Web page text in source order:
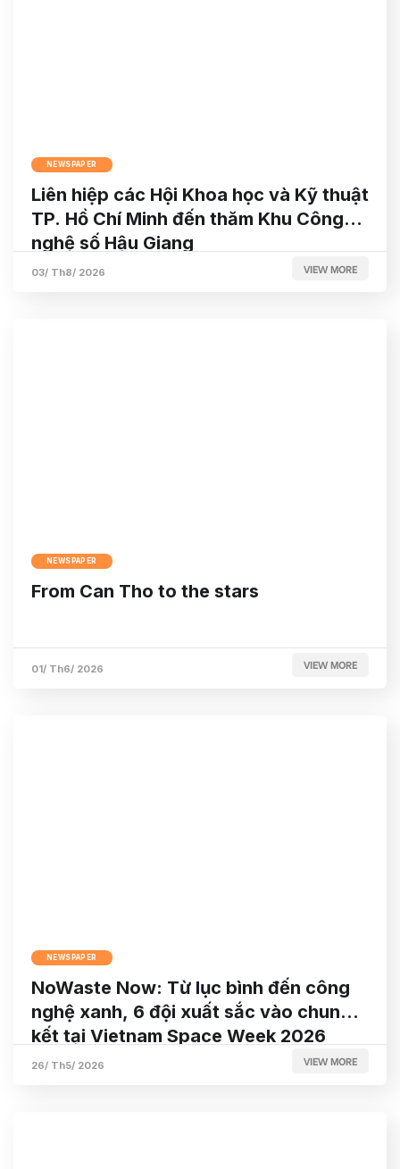
NEWSPAPER
Liên hiệp các Hội Khoa học và Kỹ thuật
TP. Hồ Chí Minh đến thăm Khu Công
nghệ số Hậu Giang
03/ Th8/ 2026 VIEW MORE
NEWSPAPER
From Can Tho to the stars
01/ Th6/ 2026 VIEW MORE
NEWSPAPER
NoWaste Now: Từ lục bình đến công
nghệ xanh, 6 đội xuất sắc vào chung
kết tại Vietnam Space Week 2026
26/ Th5/ 2026 VIEW MORE